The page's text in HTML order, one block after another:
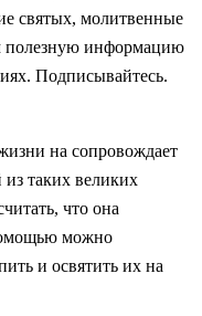
святых, молитвенные
полезную информацию
Подписывайтесь.
на сопровождает
таких великих
что она
можно
и освятить их на